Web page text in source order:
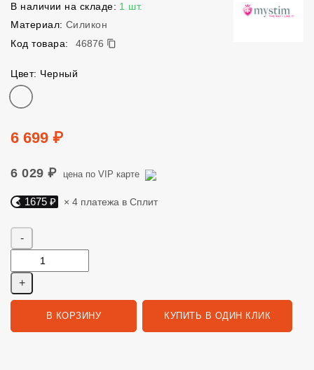
В наличии на складе: 1 шт.
Материал: Силикон
Код товара:
46876
46876
Цвет: Черный
Цвет
Цена
6 699 ₽
6 029 ₽ цена по VIP карте
Яндекс Сплит. 1675 руб, 4 платежа в Сплит
1675 ₽ × 4 платежа в Сплит
В КОРЗИНУ КУПИТЬ В ОДИН КЛИК